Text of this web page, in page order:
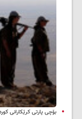
بۆچی پارتی کرێکارانی